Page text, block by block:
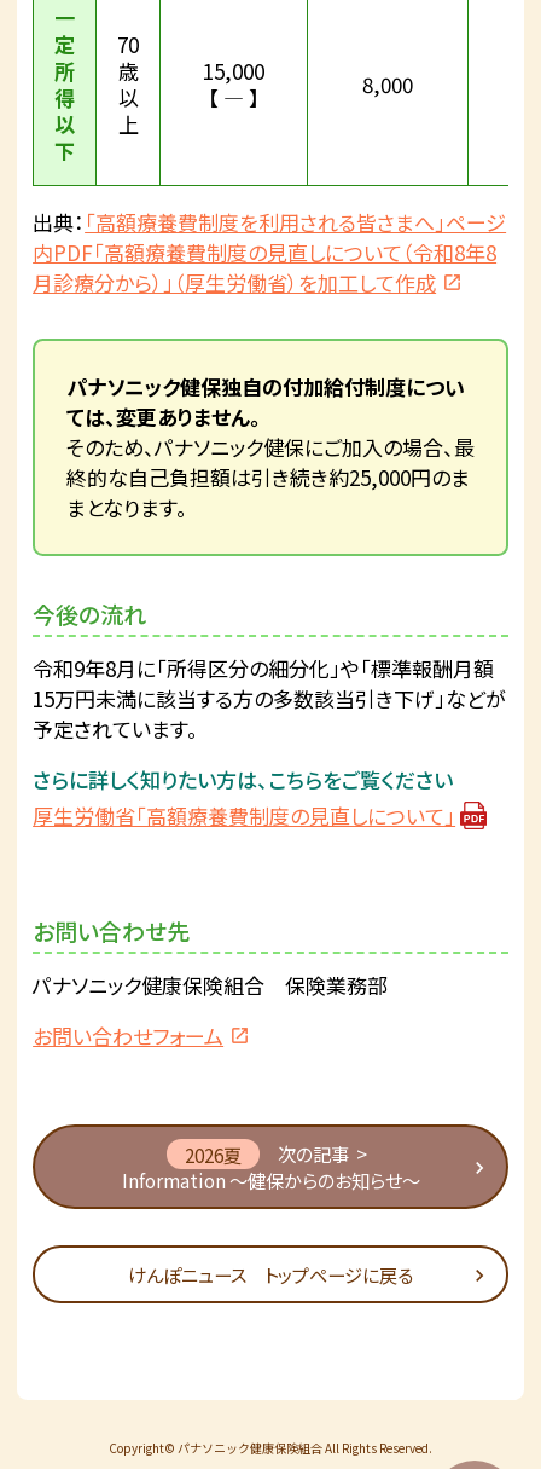
一
定
所
得
以
下
70
歳
以
上
15,000
【 ― 】
8,000
出典： 「高額療養費制度を利用される皆さまへ」ページ
内PDF「高額療養費制度の見直しについて（令和8年8
月診療分から）」（厚生労働省）を加工して作成
パナソニック健保独自の付加給付制度につい
ては、変更ありません。
そのため、パナソニック健保にご加入の場合、最
終的な自己負担額は引き続き約25,000円のま
まとなります。
今後の流れ
令和9年8月に「所得区分の細分化」や「標準報酬月額
15万円未満に該当する方の多数該当引き下げ」などが
予定されています。
さらに詳しく知りたい方は、こちらをご覧ください
厚生労働省「高額療養費制度の見直しについて」
お問い合わせ先
パナソニック健康保険組合 保険業務部
お問い合わせフォーム
2026夏
次の記事 >
Information ～健保からのお知らせ～
けんぽニュース トップページに戻る
Copyright© パナソニック健康保険組合 All Rights Reserved.